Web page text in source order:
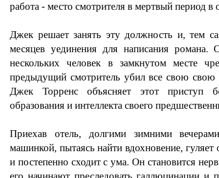
работа - место смотрителя в мертвый период в
Джек решает занять эту должность и, тем
месяцев уединения для написания романа.
нескольких человек в замкнутом месте
предыдущий смотритель убил все свою
Джек Торренс объясняет этот приступ
образования и интеллекта своего
Приехав отель, долгими зимними
машинкой, пытаясь найти вдохновение,
и постепенно сходит с ума. Он становится